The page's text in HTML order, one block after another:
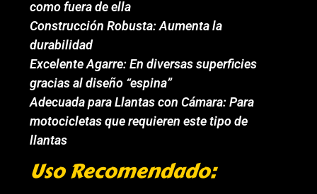
como fuera de ella
Construcción Robusta: Aumenta la
durabilidad
Excelente Agarre: En diversas superficies
gracias al diseño “espina”
Adecuada para Llantas con Cámara: Para
motocicletas que requieren este tipo de
llantas
Uso Recomendado: